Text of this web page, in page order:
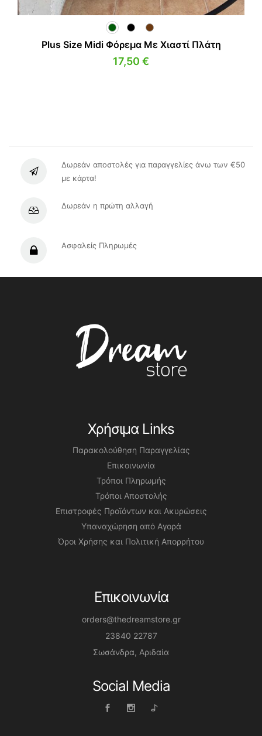
Plus Size Midi Φόρεμα Με Χιαστί Πλάτη
17,50 €
Δωρεάν αποστολές για παραγγελίες άνω των €50
με κάρτα!
Δωρεάν η πρώτη αλλαγή
Ασφαλείς Πληρωμές
Χρήσιμα Links
Παρακολούθηση Παραγγελίας
Επικοινωνία
Τρόποι Πληρωμής
Τρόποι Αποστολής
Επιστροφές Προϊόντων και Ακυρώσεις
Υπαναχώρηση από Αγορά
Όροι Χρήσης και Πολιτική Απορρήτου
Επικοινωνία
orders@thedreamstore.gr
23840 22787
Σωσάνδρα, Αριδαία
Social Media